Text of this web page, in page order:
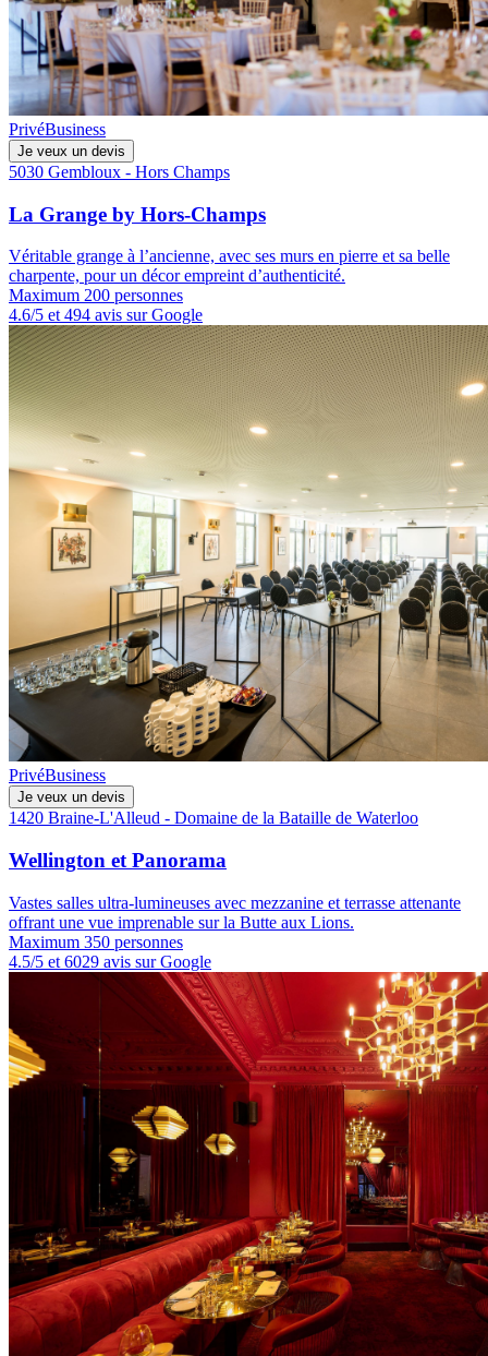
PrivéBusiness
Je veux un devis
5030 Gembloux - Hors Champs
La Grange by Hors-Champs
Véritable grange à l’ancienne, avec ses murs en pierre et sa belle
charpente, pour un décor empreint d’authenticité.
Maximum 200 personnes
4.6/5 et 494 avis sur Google
PrivéBusiness
Je veux un devis
1420 Braine-L'Alleud - Domaine de la Bataille de Waterloo
Wellington et Panorama
Vastes salles ultra-lumineuses avec mezzanine et terrasse attenante
offrant une vue imprenable sur la Butte aux Lions.
Maximum 350 personnes
4.5/5 et 6029 avis sur Google